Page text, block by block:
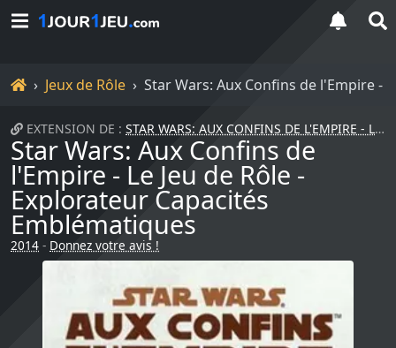
Accueil
Jeux de Rôle Star Wars: Aux Confins de l'Empire -
EXTENSION DE : STAR WARS: AUX CONFINS DE L'EMPIRE - LE JEU DE...
Star Wars: Aux Confins de
l'Empire - Le Jeu de Rôle -
Explorateur Capacités
Emblématiques
2014 - Donnez votre avis !